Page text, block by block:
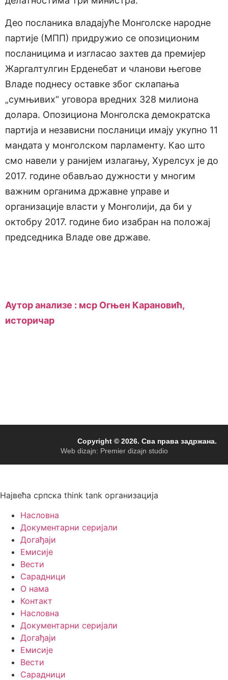
Део посланика владајуће Монголске народне
партије (МПП) придружио се опозиционим
посланицима и изгласао захтев да премијер
Жаргалтулгин Ерденебат и чланови његове
Владе поднесу оставке због склапања
„сумњивих“ уговора вредних 328 милиона
долара. Опозициона Монголска демократска
партија и независни посланици имају укупно 11
мандата у монголском парламенту. Као што
смо навели у ранијем излагању, Хурелсух је до
2017. године обављао дужности у многим
важним органима државне управе и
организације власти у Монголији, да би у
октобру 2017. године био изабран на положај
председника Владе ове државе.
Аутор анализе : мср Огњен Карановић,
историчар
Copyright © 2026. Сва права задржана.
Web dizajn: Premier dizajn studio
Највећа српска think tank организација
Насловна
Документарни серијали
Догађаји
Емисије
Вести
Сарадници
О нама
Контакт
Насловна
Документарни серијали
Догађаји
Емисије
Вести
Сарадници